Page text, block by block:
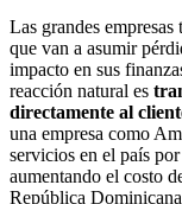
Las grandes
que van a asumir
impacto en sus
reacción natural es
directamente al
una empresa como
servicios en el país
aumentando el costo
República